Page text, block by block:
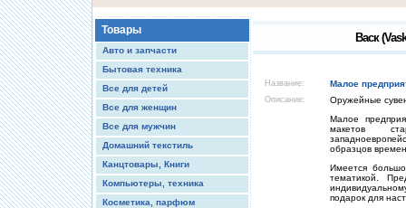
Товары
Авто и запчасти
Бытовая техника
Все для детей
Все для женщин
Все для мужчин
Домашний текстиль
Канцтовары, Книги
Компьютеры, техника
Косметика, парфюм
Васк
Название: Малое
Описание:
Оружейные
Малое
макетов
образцов
Имеется
тематикой.
подарок для